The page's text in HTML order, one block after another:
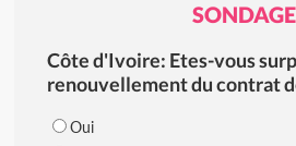
SONDAGE
Côte d'Ivoire: Etes-vous
renouvellement du contrat
Oui